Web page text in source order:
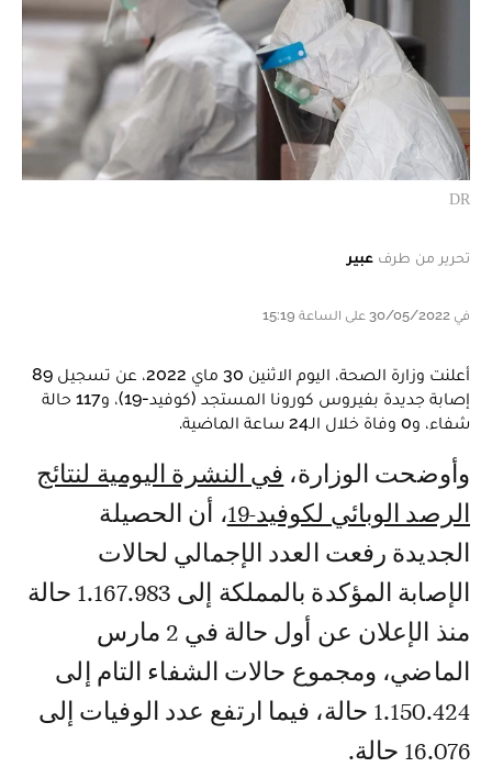
DR
تحرير من طرف عبير
في 30/05/2022 على الساعة 15:19
أعلنت وزارة الصحة، اليوم الاثنين 30 ماي 2022، عن تسجيل 89
إصابة جديدة بفيروس كورونا المستجد (كوفيد-19)، و117 حالة
شفاء، و0 وفاة خلال الـ24 ساعة الماضية.
وأوضحت الوزارة، في النشرة اليومية لنتائج
الرصد الوبائي لكوفيد-19
، أن الحصيلة
الجديدة رفعت العدد الإجمالي لحالات
الإصابة المؤكدة بالمملكة إلى 1.167.983 حالة
منذ الإعلان عن أول حالة في 2 مارس
الماضي، ومجموع حالات الشفاء التام إلى
1.150.424 حالة، فيما ارتفع عدد الوفيات إلى
16.076 حالة.